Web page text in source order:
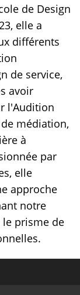
de Design
elle a
différents
de service,
avoir
l'Audition
médiation,
à
par
elle
approche
notre
prisme de